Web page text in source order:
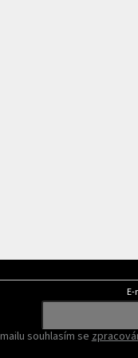
souhlasím se